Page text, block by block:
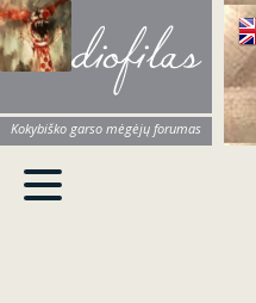
Audiofilas
Kokybiško garso mėgėjų forumas